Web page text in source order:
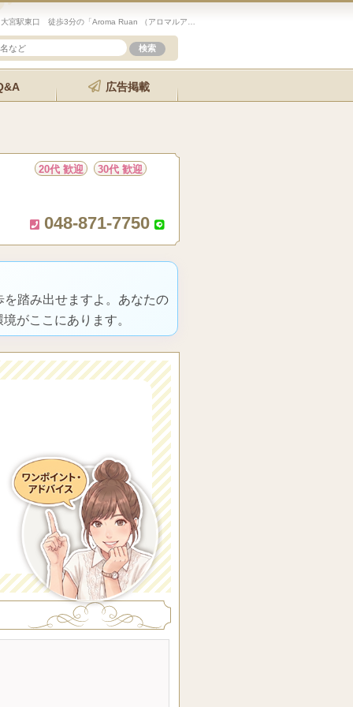
広告掲載
20代 歓迎 30代 歓迎
048-871-7750
踏み出せますよ。あなたの
がここにあります。